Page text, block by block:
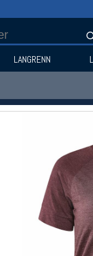
LANGRENN
Medlem -20%